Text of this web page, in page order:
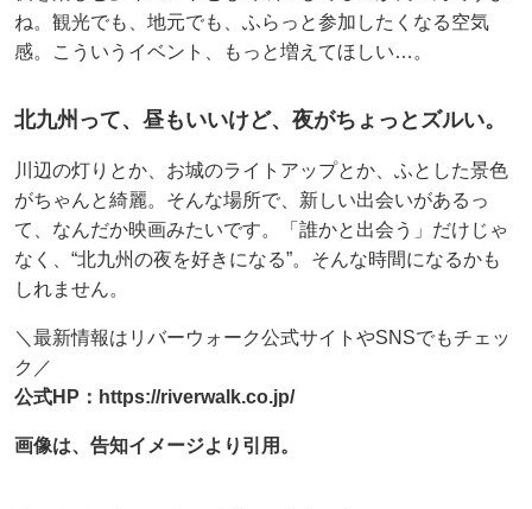
ね。観光でも、地元でも、ふらっと参加したくなる空気
感。こういうイベント、もっと増えてほしい…。
北九州って、昼もいいけど、夜がちょっとズルい。
川辺の灯りとか、お城のライトアップとか、ふとした景色
がちゃんと綺麗。そんな場所で、新しい出会いがあるっ
て、なんだか映画みたいです。「誰かと出会う」だけじゃ
なく、“北九州の夜を好きになる”。そんな時間になるかも
しれません。
＼最新情報はリバーウォーク公式サイトやSNSでもチェッ
ク／
公式HP：https://riverwalk.co.jp/
画像は、告知イメージより引用。